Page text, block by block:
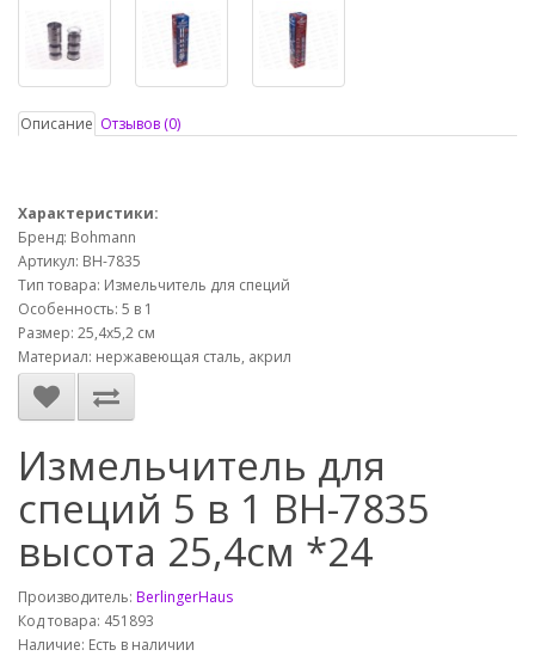
Описание Отзывов (0)
Характеристики:
Бренд: Bohmann
Артикул: ВН-7835
Тип товара: Измельчитель для специй
Особенность: 5 в 1
Размер: 25,4х5,2 см
Материал: нержавеющая сталь, акрил
Измельчитель для
специй 5 в 1 ВН-7835
высота 25,4см *24
Производитель: BerlingerHaus
Код товара: 451893
Наличие: Есть в наличии